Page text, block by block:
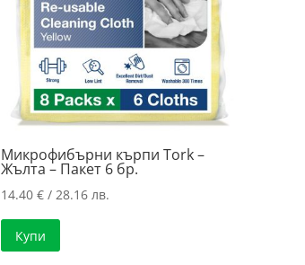
Микрофибърни кърпи Tork –
Жълта – Пакет 6 бр.
14.40€ / 28.16 лв.
Купи